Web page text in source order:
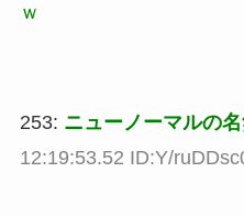
ｗ
253: ニューノーマルの
12:19:53.52 ID:Y/